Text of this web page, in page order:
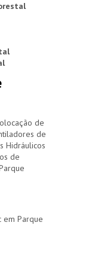
de
de
Hidráulicos
de
em Parque